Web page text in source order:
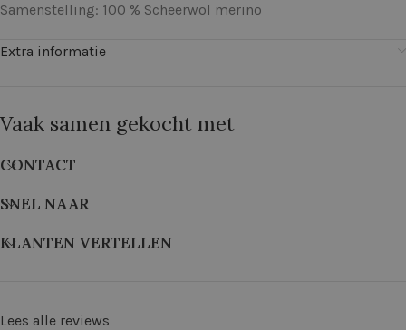
Samenstelling: 100 % Scheerwol merino
Extra informatie
Vaak samen gekocht met
CONTACT
SNEL NAAR
KLANTEN VERTELLEN
Lees alle reviews